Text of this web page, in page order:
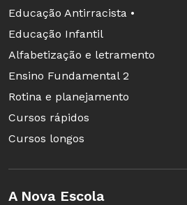
Educação Antirracista •
Educação Infantil
Alfabetização e letramento
Ensino Fundamental 2
Rotina e planejamento
Cursos rápidos
Cursos longos
A Nova Escola